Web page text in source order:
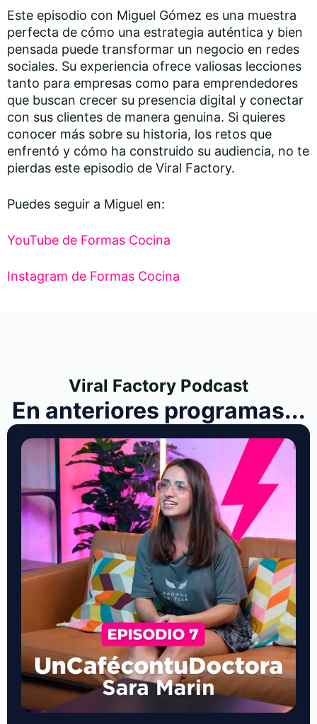
Este episodio con Miguel Gómez es una muestra
perfecta de cómo una estrategia auténtica y bien
pensada puede transformar un negocio en redes
sociales. Su experiencia ofrece valiosas lecciones
tanto para empresas como para emprendedores
que buscan crecer su presencia digital y conectar
con sus clientes de manera genuina. Si quieres
conocer más sobre su historia, los retos que
enfrentó y cómo ha construido su audiencia, no te
pierdas este episodio de Viral Factory.
Puedes seguir a Miguel en:
YouTube de Formas Cocina
Instagram de Formas Cocina
Viral Factory Podcast
En anteriores programas...